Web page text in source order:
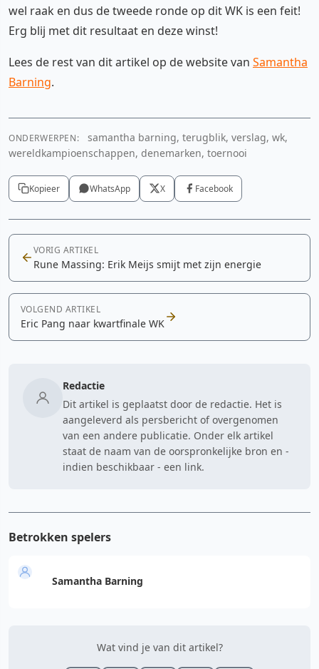
wel raak en dus de tweede ronde op dit WK is een feit!
Erg blij met dit resultaat en deze winst!
Lees de rest van dit artikel op de website van Samantha
Barning.
ONDERWERPEN:
samantha barning, terugblik, verslag, wk,
wereldkampioenschappen, denemarken, toernooi
Kopieer WhatsApp X Facebook
VORIG ARTIKEL
Rune Massing: Erik Meijs smijt met zijn energie
VOLGEND ARTIKEL
Eric Pang naar kwartfinale WK
Redactie
Dit artikel is geplaatst door de redactie. Het is
aangeleverd als persbericht of overgenomen
van een andere publicatie. Onder elk artikel
staat de naam van de oorspronkelijke bron en -
indien beschikbaar - een link.
Betrokken spelers
Samantha Barning
Wat vind je van dit artikel?